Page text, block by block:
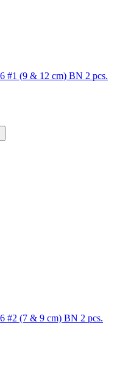
#1 (9 & 12 сm) BN 2 pcs.
#2 (7 & 9 сm) BN 2 pcs.